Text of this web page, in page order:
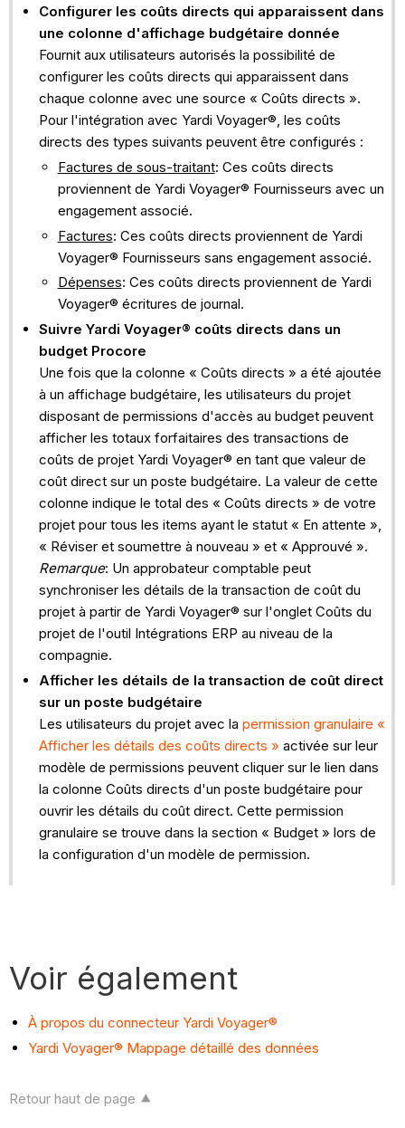
Configurer les coûts directs qui apparaissent dans
une colonne d'affichage budgétaire donnée
Fournit aux utilisateurs autorisés la possibilité de
configurer les coûts directs qui apparaissent dans
chaque colonne avec une source « Coûts directs ».
Pour l'intégration avec Yardi Voyager®, les coûts
directs des types suivants peuvent être configurés :
Factures de sous-traitant: Ces coûts directs
proviennent de Yardi Voyager® Fournisseurs avec un
engagement associé.
Factures: Ces coûts directs proviennent de Yardi
Voyager® Fournisseurs sans engagement associé.
Dépenses: Ces coûts directs proviennent de Yardi
Voyager® écritures de journal.
Suivre Yardi Voyager® coûts directs dans un
budget Procore
Une fois que la colonne « Coûts directs » a été ajoutée
à un affichage budgétaire, les utilisateurs du projet
disposant de permissions d'accès au budget peuvent
afficher les totaux forfaitaires des transactions de
coûts de projet Yardi Voyager® en tant que valeur de
coût direct sur un poste budgétaire. La valeur de cette
colonne indique le total des « Coûts directs » de votre
projet pour tous les items ayant le statut « En attente »,
« Réviser et soumettre à nouveau » et « Approuvé ».
Remarque: Un approbateur comptable peut
synchroniser les détails de la transaction de coût du
projet à partir de Yardi Voyager® sur l'onglet Coûts du
projet de l'outil Intégrations ERP au niveau de la
compagnie.
Afficher les détails de la transaction de coût direct
sur un poste budgétaire
Les utilisateurs du projet avec la permission granulaire «
Afficher les détails des coûts directs » activée sur leur
modèle de permissions peuvent cliquer sur le lien dans
la colonne Coûts directs d'un poste budgétaire pour
ouvrir les détails du coût direct. Cette permission
granulaire se trouve dans la section « Budget » lors de
la configuration d'un modèle de permission.
Voir également
À propos du connecteur Yardi Voyager®
Yardi Voyager® Mappage détaillé des données
Retour haut de page